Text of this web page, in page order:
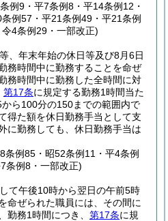
例9・平7条例8・平14条例12・
例57・平21条例49・平21条例
4条例29・一部改正)
、年末年始の休日等及び8月6日
務時間中に勤務することを命ぜ
務時間中に勤務した全時間に対
第17条に規定する勤務1時間当た
ら100分の150までの範囲内で
得た額を休日勤務手当として支
に勤務しても、休日勤務手当は
条例85・昭52条例11・平4条例
条例8・一部改正)
て午後10時から翌日の午前5時
命ぜられた職員には、その間に
勤務1時間につき、 第17条に規